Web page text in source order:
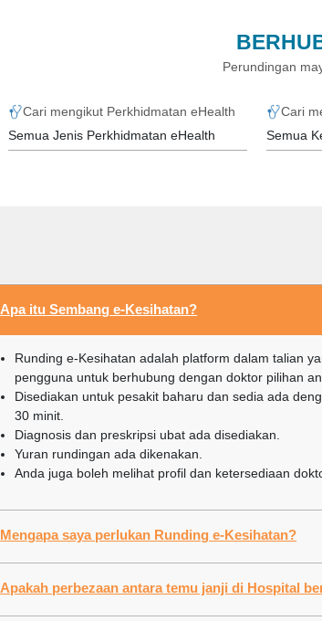
Perundingan
Cari mengikut Perkhidmatan eHealth Cari
Apa itu Sembang e-Kesihatan?
Runding e-Kesihatan adalah platform dalam talian
pengguna untuk berhubung dengan doktor pilihan
Disediakan untuk pesakit baharu dan sedia ada
30 minit.
Diagnosis dan preskripsi ubat ada disediakan.
Yuran rundingan ada dikenakan.
Anda juga boleh melihat profil dan ketersediaan
Mengapa saya perlukan Runding e-Kesihatan?
Apakah perbezaan